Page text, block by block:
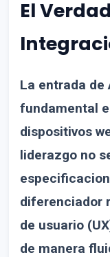
El
La entrada de
fundamental
dispositivos
liderazgo no
diferenciador
de usuario
de manera